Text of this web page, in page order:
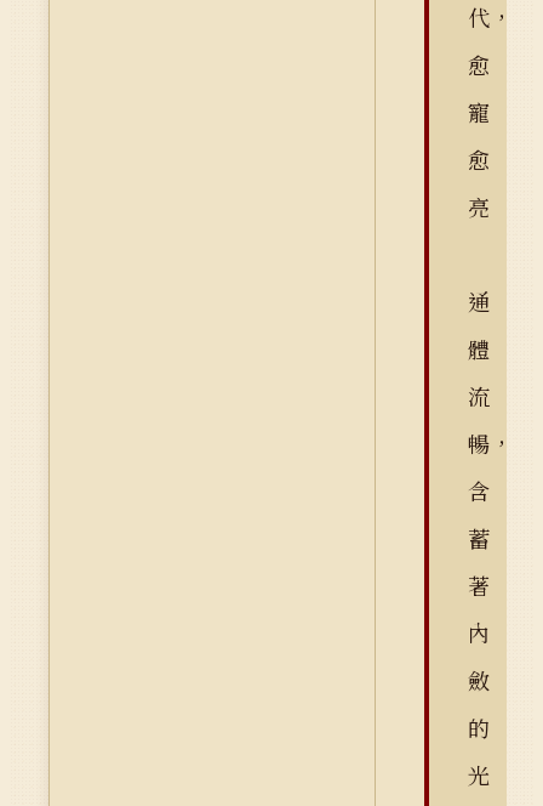
代，
愈
寵
愈
亮
通
體
流
暢，
含
蓄
著
內
斂
的
光